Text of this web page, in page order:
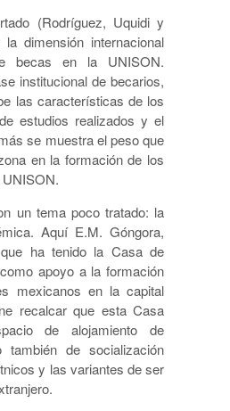
(Rodríguez, Uquidi y
dimensión internacional
becas en la UNISON.
institucional de becarios,
las características de los
estudios realizados y el
se muestra el peso que
en la formación de los
un tema poco tratado: la
Aquí E.M. Góngora,
ha tenido la Casa de
apoyo a la formación
mexicanos en la capital
recalcar que esta Casa
de alojamiento de
también de socialización
y las variantes de ser